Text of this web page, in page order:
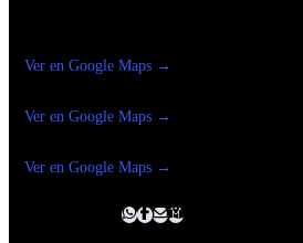
Ver en Google Maps →
Ver en Google Maps →
Ver en Google Maps →